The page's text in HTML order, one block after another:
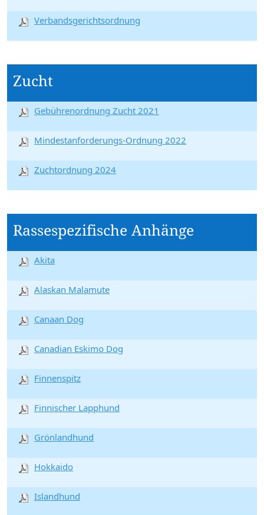
Verbandsgerichtsordnung
Zucht
Gebührenordnung Zucht 2021
Mindestanforderungs-Ordnung 2022
Zuchtordnung 2024
Rassespezifische Anhänge
Akita
Alaskan Malamute
Canaan Dog
Canadian Eskimo Dog
Finnenspitz
Finnischer Lapphund
Grönlandhund
Hokkaido
Islandhund